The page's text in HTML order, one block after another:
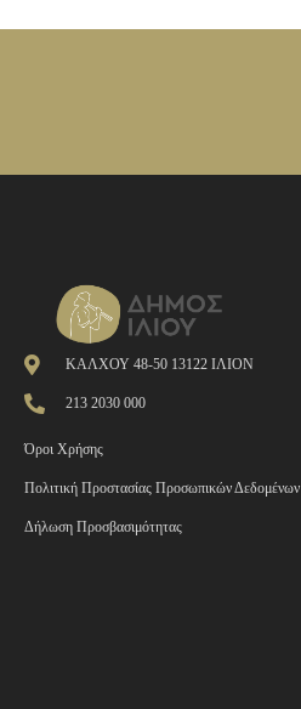
ΚΑΛΧΟΥ 48-50 13122 ΙΛΙΟΝ
213 2030 000
Όροι Χρήσης
Πολιτική Προστασίας Προσωπικών Δεδομένων
Δήλωση Προσβασιμότητας